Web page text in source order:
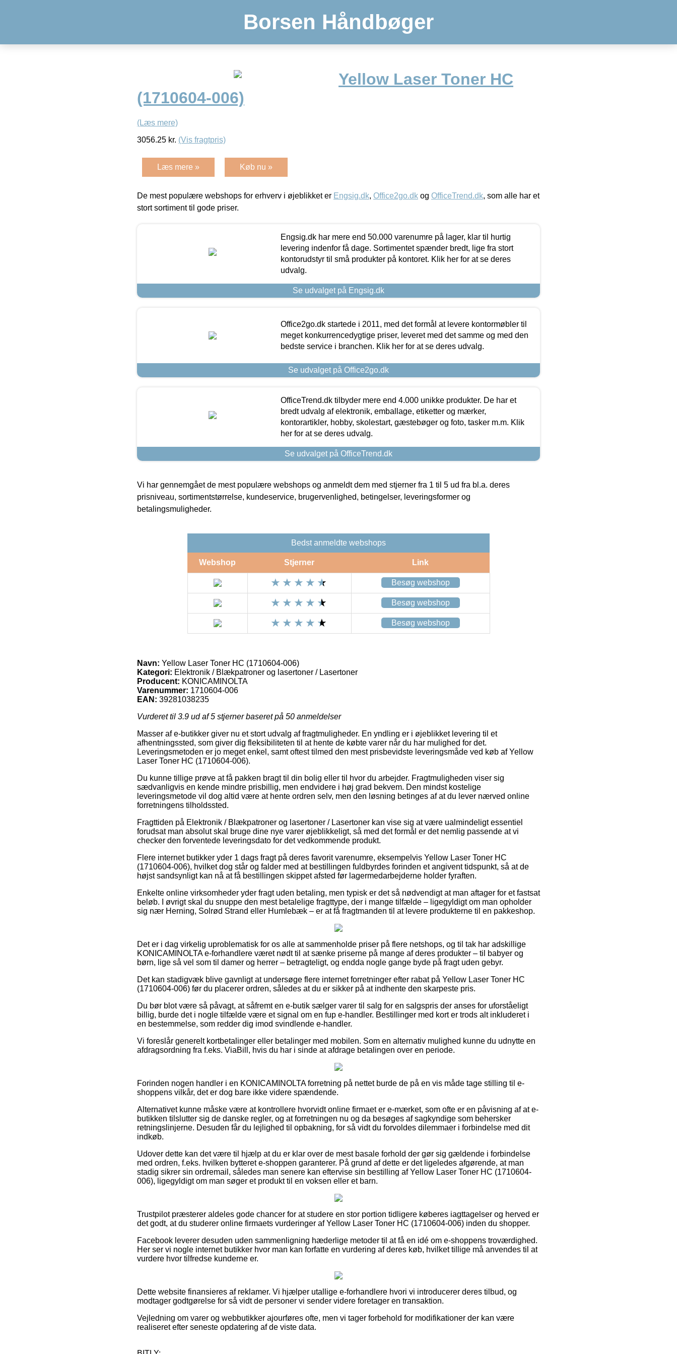
Borsen Håndbøger
Yellow Laser Toner HC
(1710604-006)
(Læs mere)
3056.25 kr. (Vis fragtpris)
Læs mere » Køb nu »
De mest populære webshops for erhverv i øjeblikket er Engsig.dk, Office2go.dk og OfficeTrend.dk, som alle har et
stort sortiment til gode priser.
Engsig.dk har mere end 50.000 varenumre på lager, klar til hurtig
levering indenfor få dage. Sortimentet spænder bredt, lige fra stort
kontorudstyr til små produkter på kontoret. Klik her for at se deres
udvalg.
Se udvalget på Engsig.dk
Office2go.dk startede i 2011, med det formål at levere kontormøbler til
meget konkurrencedygtige priser, leveret med det samme og med den
bedste service i branchen. Klik her for at se deres udvalg.
Se udvalget på Office2go.dk
OfficeTrend.dk tilbyder mere end 4.000 unikke produkter. De har et
bredt udvalg af elektronik, emballage, etiketter og mærker,
kontorartikler, hobby, skolestart, gæstebøger og foto, tasker m.m. Klik
her for at se deres udvalg.
Se udvalget på OfficeTrend.dk
Vi har gennemgået de mest populære webshops og anmeldt dem med stjerner fra 1 til 5 ud fra bl.a. deres
prisniveau, sortimentstørrelse, kundeservice, brugervenlighed, betingelser, leveringsformer og
betalingsmuligheder.
Bedst anmeldte webshops
Webshop Stjerner Link
Besøg webshop
Besøg webshop
Besøg webshop
Navn: Yellow Laser Toner HC (1710604-006)
Kategori: Elektronik / Blækpatroner og lasertoner / Lasertoner
Producent: KONICAMINOLTA
Varenummer: 1710604-006
EAN: 39281038235
Vurderet til 3.9 ud af 5 stjerner baseret på 50 anmeldelser
Masser af e-butikker giver nu et stort udvalg af fragtmuligheder. En yndling er i øjeblikket levering til et
afhentningssted, som giver dig fleksibiliteten til at hente de købte varer når du har mulighed for det.
Leveringsmetoden er jo meget enkel, samt oftest tilmed den mest prisbevidste leveringsmåde ved køb af Yellow
Laser Toner HC (1710604-006).
Du kunne tillige prøve at få pakken bragt til din bolig eller til hvor du arbejder. Fragtmuligheden viser sig
sædvanligvis en kende mindre prisbillig, men endvidere i høj grad bekvem. Den mindst kostelige
leveringsmetode vil dog altid være at hente ordren selv, men den løsning betinges af at du lever nærved online
forretningens tilholdssted.
Fragttiden på Elektronik / Blækpatroner og lasertoner / Lasertoner kan vise sig at være ualmindeligt essentiel
forudsat man absolut skal bruge dine nye varer øjeblikkeligt, så med det formål er det nemlig passende at vi
checker den forventede leveringsdato for det vedkommende produkt.
Flere internet butikker yder 1 dags fragt på deres favorit varenumre, eksempelvis Yellow Laser Toner HC
(1710604-006), hvilket dog står og falder med at bestillingen fuldbyrdes forinden et angivent tidspunkt, så at de
højst sandsynligt kan nå at få bestillingen skippet afsted før lagermedarbejderne holder fyraften.
Enkelte online virksomheder yder fragt uden betaling, men typisk er det så nødvendigt at man aftager for et fastsat
beløb. I øvrigt skal du snuppe den mest betalelige fragttype, der i mange tilfælde – ligegyldigt om man opholder
sig nær Herning, Solrød Strand eller Humlebæk – er at få fragtmanden til at levere produkterne til en pakkeshop.
Det er i dag virkelig uproblematisk for os alle at sammenholde priser på flere netshops, og til tak har adskillige
KONICAMINOLTA e-forhandlere været nødt til at sænke priserne på mange af deres produkter – til babyer og
børn, lige så vel som til damer og herrer – betragteligt, og endda nogle gange byde på fragt uden gebyr.
Det kan stadigvæk blive gavnligt at undersøge flere internet forretninger efter rabat på Yellow Laser Toner HC
(1710604-006) før du placerer ordren, således at du er sikker på at indhente den skarpeste pris.
Du bør blot være så påvagt, at såfremt en e-butik sælger varer til salg for en salgspris der anses for uforståeligt
billig, burde det i nogle tilfælde være et signal om en fup e-handler. Bestillinger med kort er trods alt inkluderet i
en bestemmelse, som redder dig imod svindlende e-handler.
Vi foreslår generelt kortbetalinger eller betalinger med mobilen. Som en alternativ mulighed kunne du udnytte en
afdragsordning fra f.eks. ViaBill, hvis du har i sinde at afdrage betalingen over en periode.
Forinden nogen handler i en KONICAMINOLTA forretning på nettet burde de på en vis måde tage stilling til e-
shoppens vilkår, det er dog bare ikke videre spændende.
Alternativet kunne måske være at kontrollere hvorvidt online firmaet er e-mærket, som ofte er en påvisning af at e-
butikken tilslutter sig de danske regler, og at forretningen nu og da besøges af sagkyndige som behersker
retningslinjerne. Desuden får du lejlighed til opbakning, for så vidt du forvoldes dilemmaer i forbindelse med dit
indkøb.
Udover dette kan det være til hjælp at du er klar over de mest basale forhold der gør sig gældende i forbindelse
med ordren, f.eks. hvilken bytteret e-shoppen garanterer. På grund af dette er det ligeledes afgørende, at man
stadig sikrer sin ordremail, således man senere kan eftervise sin bestilling af Yellow Laser Toner HC (1710604-
006), ligegyldigt om man søger et produkt til en voksen eller et barn.
Trustpilot præsterer aldeles gode chancer for at studere en stor portion tidligere køberes iagttagelser og herved er
det godt, at du studerer online firmaets vurderinger af Yellow Laser Toner HC (1710604-006) inden du shopper.
Facebook leverer desuden uden sammenligning hæderlige metoder til at få en idé om e-shoppens troværdighed.
Her ser vi nogle internet butikker hvor man kan forfatte en vurdering af deres køb, hvilket tillige må anvendes til at
vurdere hvor tilfredse kunderne er.
Dette website finansieres af reklamer. Vi hjælper utallige e-forhandlere hvori vi introducerer deres tilbud, og
modtager godtgørelse for så vidt de personer vi sender videre foretager en transaktion.
Vejledning om varer og webbutikker ajourføres ofte, men vi tager forbehold for modifikationer der kan være
realiseret efter seneste opdatering af de viste data.